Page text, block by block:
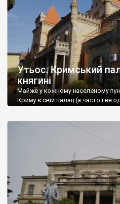
Утьос. Кримський
княгині
Майже у кожному населеному
Криму є свій палац (а часто і не